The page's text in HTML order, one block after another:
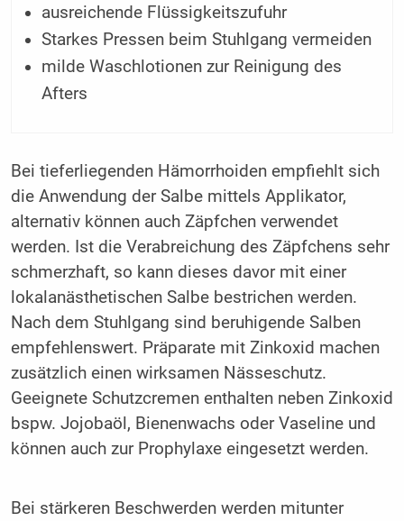
ausreichende Flüssigkeitszufuhr
Starkes Pressen beim Stuhlgang vermeiden
milde Waschlotionen zur Reinigung des
Afters
Bei tieferliegenden Hämorrhoiden empfiehlt sich
die Anwendung der Salbe mittels Applikator,
alternativ können auch Zäpfchen verwendet
werden. Ist die Verabreichung des Zäpfchens sehr
schmerzhaft, so kann dieses davor mit einer
lokalanästhetischen Salbe bestrichen werden.
Nach dem Stuhlgang sind beruhigende Salben
empfehlenswert. Präparate mit Zinkoxid machen
zusätzlich einen wirksamen Nässeschutz.
Geeignete Schutzcremen enthalten neben Zinkoxid
bspw. Jojobaöl, Bienenwachs oder Vaseline und
können auch zur Prophylaxe eingesetzt werden.
Bei stärkeren Beschwerden werden mitunter